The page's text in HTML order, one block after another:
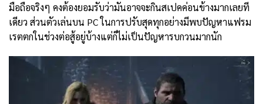
มือถือจริงๆ คงต้องยอมรับว่ามันอาจจะกินสเปคค่อนข้างมากเลยที
เดียว ส่วนตัวเล่นบน PC ในการปรับสุดทุกอย่างมีพบปัญหาแฟรม
เรตตกในช่วงต่อสู้อยู่บ้างแต่ก็ไม่เป็นปัญหารบกวนมากนัก